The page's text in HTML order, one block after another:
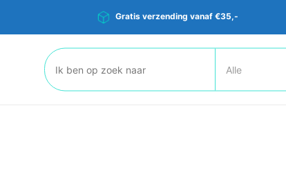
Gratis verzending vanaf €35,-
Zoeken: